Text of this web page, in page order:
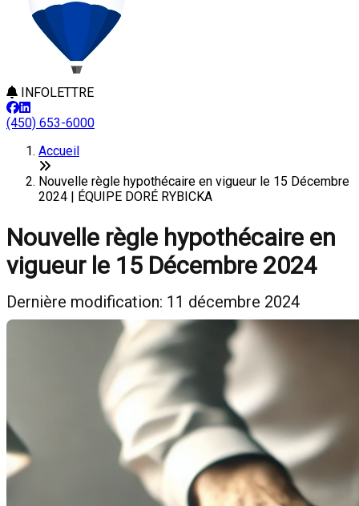
INFOLETTRE
(450) 653-6000
Accueil
Nouvelle règle hypothécaire en vigueur le 15 Décembre
2024 | ÉQUIPE DORÉ RYBICKA
Nouvelle règle hypothécaire en
vigueur le 15 Décembre 2024
Dernière modification: 11 décembre 2024